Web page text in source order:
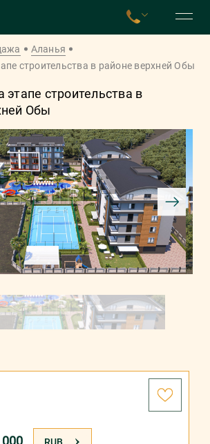
Аланья
строительства в районе верхней Обы
этапе строительства в
Обы